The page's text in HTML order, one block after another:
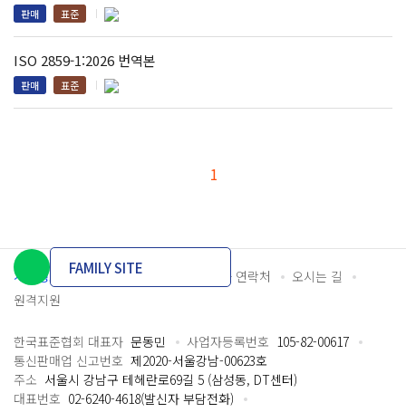
판매 표준
ISO 2859-1:2026 번역본
판매 표준
1
개인정보처리방침 이용약관 담당자 연락처
오시는 길
원격지원
FAMILY SITE
한국표준협회 대표자 문동민 사업자등록번호 105-82-00617
통신판매업 신고번호 제2020-서울강남-00623호
주소 서울시 강남구 테헤란로69길 5 (삼성동, DT센터)
대표번호 02-6240-4618(발신자 부담전화)